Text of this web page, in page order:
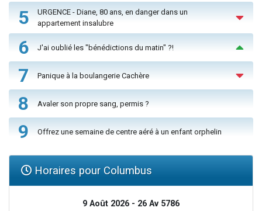
5
URGENCE - Diane, 80 ans, en danger dans un
appartement insalubre
6 J'ai oublié les "bénédictions du matin" ?!
7 Panique à la boulangerie Cachère
8 Avaler son propre sang, permis ?
9 Offrez une semaine de centre aéré à un enfant orphelin
Horaires pour Columbus
9 Août 2026 - 26 Av 5786